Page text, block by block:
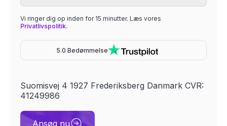
Vi ringer dig op inden for 15 minutter. Læs vores
Privatlivspolitik.
5.0 Bedømmelse
Suomisvej 4 1927 Frederiksberg Danmark CVR:
41249986
Ansøg nu